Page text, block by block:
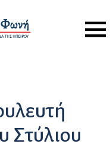
Menu
Στύλιου